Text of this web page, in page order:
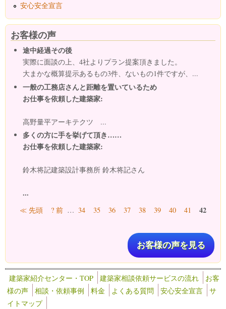
安心安全宣言
お客様の声
途中経過その後
実際に面談の上、4社よりプラン提案頂きました。
大まかな概算提示あるもの3件、ないもの1件ですが、...
一般の工務店さんと距離を置いているため
お仕事を依頼した建築家:
高野量平アーキテクツ ...
多くの方に手を挙げて頂き……
お仕事を依頼した建築家:
鈴木将記建築設計事務所 鈴木将記さん
...
ページ
≪ 先頭 ? 前 … 34 35 36 37 38 39 40 41 42
お客様の声を見る
建築家紹介センター・TOP 建築家相談依頼サービスの流れ
お客
様の声
相談・依頼事例 料金 よくある質問 安心安全宣言
サ
イトマップ